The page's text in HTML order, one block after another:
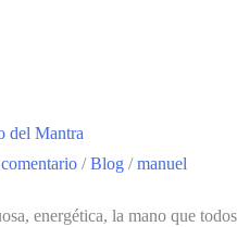
del Mantra
/Blog /manuel
energética, la mano que